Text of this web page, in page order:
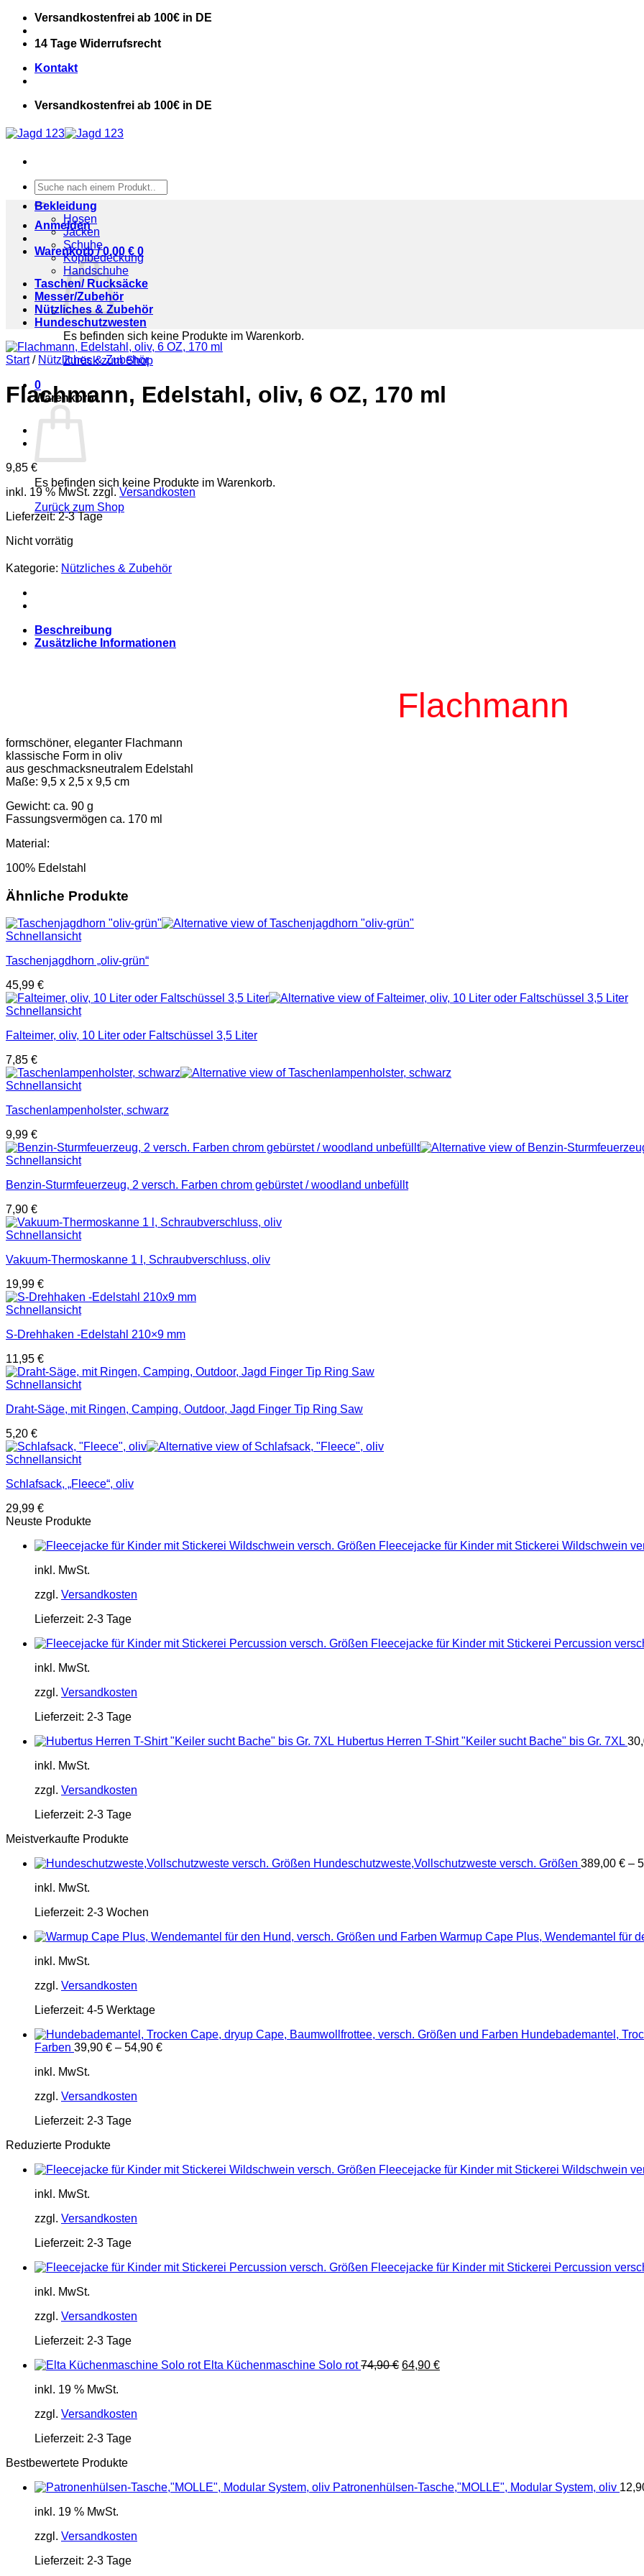
Zum
Inhalt
springen
Versandkostenfrei ab 100€ in DE
14 Tage Widerrufsrecht
Kontakt
Versandkostenfrei ab 100€ in DE
Suchen
nach:
Anmelden
Warenkorb /0,00 € 0
Es befinden sich keine Produkte im Warenkorb.
Zurück zum Shop
0
Warenkorb
Es befinden sich keine Produkte im Warenkorb.
Zurück zum Shop
Bekleidung
Hosen
Jacken
Schuhe
Kopfbedeckung
Handschuhe
Taschen/ Rucksäcke
Messer/Zubehör
Nützliches & Zubehör
Hundeschutzwesten
Start / Nützliches & Zubehör
Flachmann, Edelstahl, oliv, 6 OZ, 170 ml
9,85 €
inkl. 19 % MwSt. zzgl. Versandkosten
Lieferzeit:2-3 Tage
Nicht vorrätig
Kategorie: Nützliches & Zubehör
Beschreibung
Zusätzliche Informationen
Flachmann
formschöner, eleganter Flachmann
klassische Form in oliv
aus geschmacksneutralem Edelstahl
Maße: 9,5 x 2,5 x 9,5 cm
Gewicht: ca. 90 g
Fassungsvermögen ca. 170 ml
Material:
100% Edelstahl
Ähnliche Produkte
Schnellansicht
Taschenjagdhorn „oliv-grün“
45,99 €
Schnellansicht
Falteimer, oliv, 10 Liter oder Faltschüssel 3,5 Liter
7,85 €
Schnellansicht
Taschenlampenholster, schwarz
9,99 €
Schnellansicht
Benzin-Sturmfeuerzeug, 2 versch. Farben chrom gebürstet / woodland unbefüllt
7,90 €
Schnellansicht
Vakuum-Thermoskanne 1 l, Schraubverschluss, oliv
19,99 €
Schnellansicht
S-Drehhaken -Edelstahl 210×9 mm
11,95 €
Schnellansicht
Draht-Säge, mit Ringen, Camping, Outdoor, Jagd Finger Tip Ring Saw
5,20 €
Schnellansicht
Schlafsack, „Fleece“, oliv
29,99 €
Neuste Produkte
Fleecejacke für Kinder mit Stickerei Wildschwein
inkl. MwSt.
zzgl. Versandkosten
Lieferzeit: 2-3 Tage
Fleecejacke für Kinder mit Stickerei Percussion
inkl. MwSt.
zzgl. Versandkosten
Lieferzeit: 2-3 Tage
Hubertus Herren T-Shirt "Keiler sucht Bache" bis Gr. 7XL
inkl. MwSt.
zzgl. Versandkosten
Lieferzeit: 2-3 Tage
Meistverkaufte Produkte
Hundeschutzweste,Vollschutzweste versch. Größen 389,00 € –
inkl. MwSt.
Lieferzeit: 2-3 Wochen
Warmup Cape Plus, Wendemantel für
inkl. MwSt.
zzgl. Versandkosten
Lieferzeit: 4-5 Werktage
Hundebademantel,
Farben 39,90 € – 54,90 €
inkl. MwSt.
zzgl. Versandkosten
Lieferzeit: 2-3 Tage
Reduzierte Produkte
Fleecejacke für Kinder mit Stickerei Wildschwein
inkl. MwSt.
zzgl. Versandkosten
Lieferzeit: 2-3 Tage
Fleecejacke für Kinder mit Stickerei Percussion
inkl. MwSt.
zzgl. Versandkosten
Lieferzeit: 2-3 Tage
Elta Küchenmaschine Solo rot 74,90€ Ursprünglicher
64,90 €Aktueller
inkl. 19 % MwSt.
zzgl. Versandkosten
Lieferzeit: 2-3 Tage
Bestbewertete Produkte
Patronenhülsen-Tasche,"MOLLE", Modular System, oliv
inkl. 19 % MwSt.
zzgl. Versandkosten
Lieferzeit: 2-3 Tage